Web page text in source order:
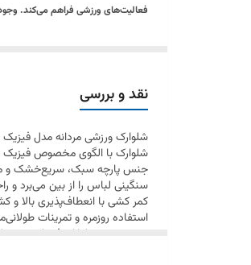
فعالیت‌های ورزشی فراهم می‌کند.
طراحی‌شده مطابق
قد بلند استاندارد تا سر زانو
پارچه کشی و طرح چرم براق
نوار و برش هلالی در کنار پا
نقد و بررسی
شلوارک ورزشی مردانه مدل
شلوارک با الگوی مخصوص فیزیک
جنس پارچه سبک، سریع‌خشک و
سنگینی لباس را از بین می‌برد و
کمر کشی با انعطاف‌پذیری بالا و
استفاده روزمره و تمرینات
در مجموع، شلوارک فیزیک موتی